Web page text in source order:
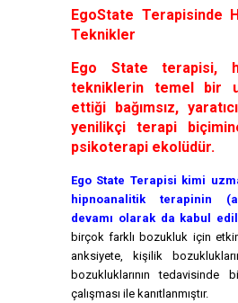
EgoState Terapisinde
Teknikler
Ego State terapisi,
tekniklerin temel bir
ettiği bağımsız,
yenilikçi terapi
psikoterapi ekolüdür.
Ego State Terapisi kimi
hipnoanalitik terapinin
devamı olarak da kabul
birçok farklı bozukluk için
anksiyete, kişilik
bozukluklarının tedavisinde
çalışması ile kanıtlanmıştır.